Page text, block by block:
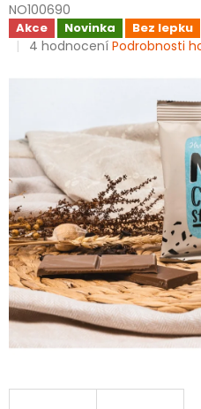
NO100690
Akce Novinka Bez lepku
Průměrné
z
5
hvězdiček.
4 hodnocení Podrobnosti